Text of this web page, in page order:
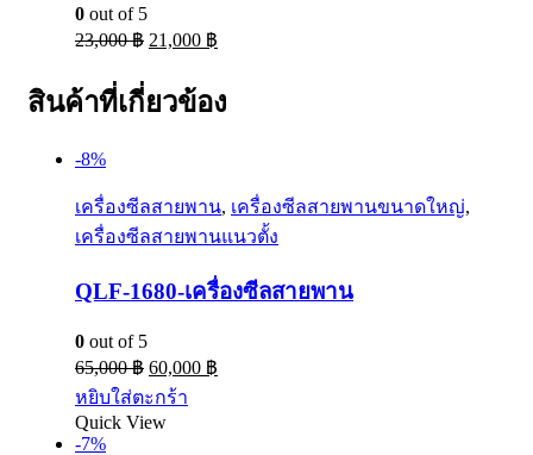
0 out of 5
23,000฿ 21,000 ฿
สินค้าที่เกี่ยวข้อง
-8%
เครื่องซีลสายพาน, เครื่องซีลสายพานขนาดใหญ่,
เครื่องซีลสายพานแนวตั้ง
QLF-1680-เครื่องซีลสายพาน
0 out of 5
65,000฿ 60,000 ฿
หยิบใส่ตะกร้า
Quick View
-7%